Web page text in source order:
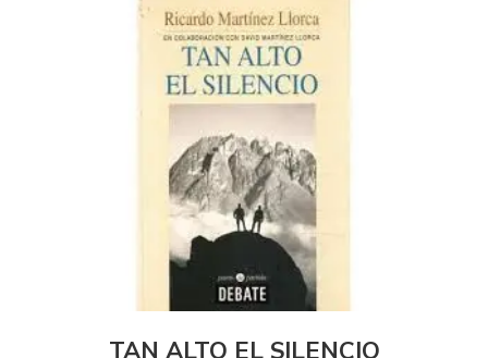
TAN ALTO EL SILENCIO